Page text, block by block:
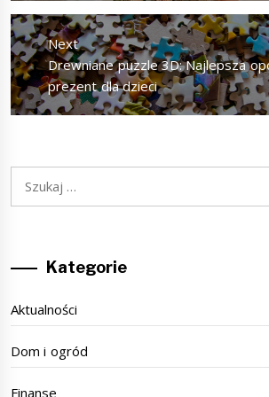
Next
Next
post:
Drewniane puzzle 3D: Najlepsza
prezent dla dzieci
Kategorie
Aktualności
Dom i ogród
Finanse